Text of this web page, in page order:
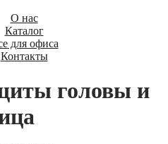
О нас
Каталог
для офиса
Контакты
головы и